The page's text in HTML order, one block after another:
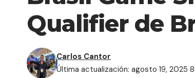
Qualifier de
Última actualización: agosto 19, 2025
Carlos Cantor